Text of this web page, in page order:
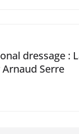
dressage :
Serre